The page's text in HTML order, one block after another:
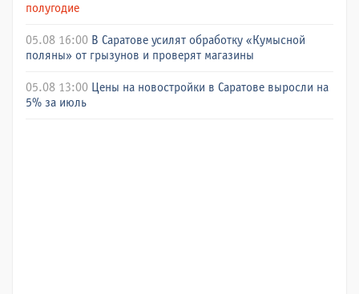
полугодие
05.08 16:00 В Саратове усилят обработку «Кумысной
поляны» от грызунов и проверят магазины
05.08 13:00
Цены на новостройки в Саратове выросли на
5% за июль